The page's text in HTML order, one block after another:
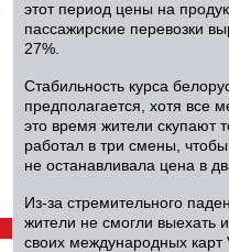
этот период цены на
пассажирские перевозки
27%.
Стабильность курса
предполагается, хотя все
это время жители скупают
работал в три смены,
не останавливала цена в
Из-за стремительного
жители не смогли выехать
своих международных карт